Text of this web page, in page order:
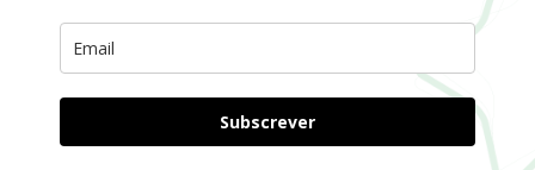
Subscrever